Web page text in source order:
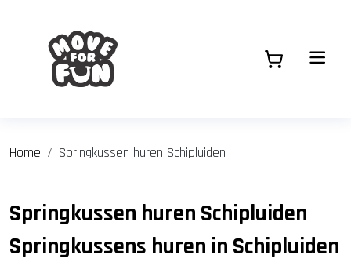
Home Springkussen huren Schipluiden
Springkussen huren Schipluiden
Springkussens huren in Schipluiden